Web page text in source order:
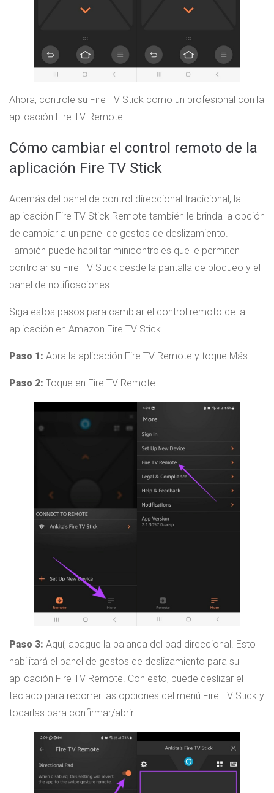
Ahora, controle su Fire TV Stick como un profesional con la
aplicación Fire TV Remote.
Cómo cambiar el control remoto de la
aplicación Fire TV Stick
Además del panel de control direccional tradicional, la
aplicación Fire TV Stick Remote también le brinda la opción
de cambiar a un panel de gestos de deslizamiento.
También puede habilitar minicontroles que le permiten
controlar su Fire TV Stick desde la pantalla de bloqueo y el
panel de notificaciones.
Siga estos pasos para cambiar el control remoto de la
aplicación en Amazon Fire TV Stick
Paso 1: Abra la aplicación Fire TV Remote y toque Más.
Paso 2: Toque en Fire TV Remote.
Paso 3: Aquí, apague la palanca del pad direccional. Esto
habilitará el panel de gestos de deslizamiento para su
aplicación Fire TV Remote. Con esto, puede deslizar el
teclado para recorrer las opciones del menú Fire TV Stick y
tocarlas para confirmar/abrir.